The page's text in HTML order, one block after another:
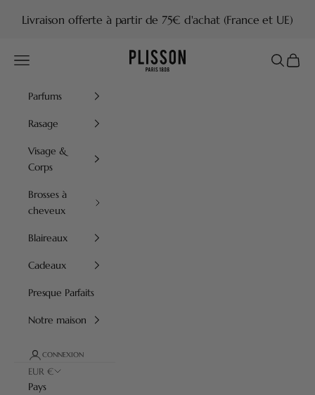
Livraison offerte à partir de 75€ d'achat (France et UE)
Plisson 1808
Menu Recherche
Panier
Parfums
Rasage
Visage &
Corps
Brosses à
cheveux
Blaireaux
Cadeaux
Presque Parfaits
Notre maison
CONNEXION
EUR €
Pays